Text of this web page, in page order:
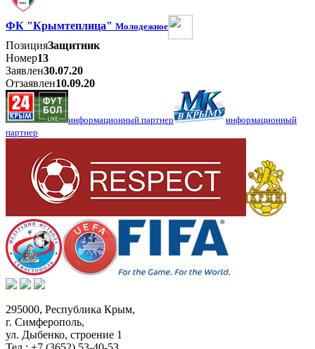
ФК "Крымтеплица" Молодежное
ПозицияЗащитник
Номер13
Заявлен30.07.20
Отзаявлен10.09.20
информационный партнер
информационный
партнер
295000, Республика Крым,
г. Симферополь,
ул. Дыбенко, строение 1